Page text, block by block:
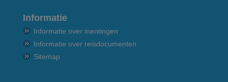
Informatie
Informatie over inentingen
Informatie over reisdocumenten
Sitemap